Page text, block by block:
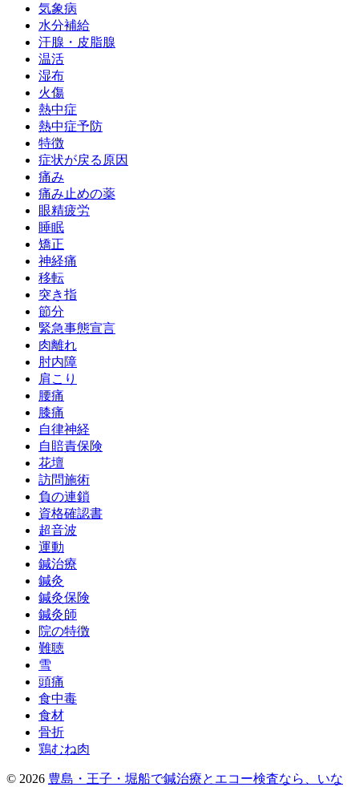
気象病
水分補給
汗腺・皮脂腺
温活
湿布
火傷
熱中症
熱中症予防
特徴
症状が戻る原因
痛み
痛み止めの薬
眼精疲労
睡眠
矯正
神経痛
移転
突き指
節分
緊急事態宣言
肉離れ
肘内障
肩こり
腰痛
膝痛
自律神経
自賠責保険
花壇
訪問施術
負の連鎖
資格確認書
超音波
運動
鍼治療
鍼灸
鍼灸保険
鍼灸師
院の特徴
難聴
雪
頭痛
食中毒
食材
骨折
鶏むね肉
© 2026 豊島・王子・堀船で鍼治療とエコー検査なら、いな